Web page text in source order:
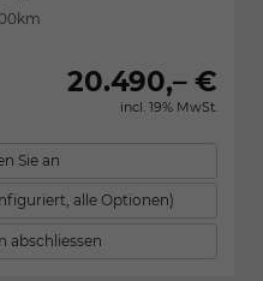
20.490,– €
incl. 19% MwSt.
Sie an
alle Optionen)
abschliessen